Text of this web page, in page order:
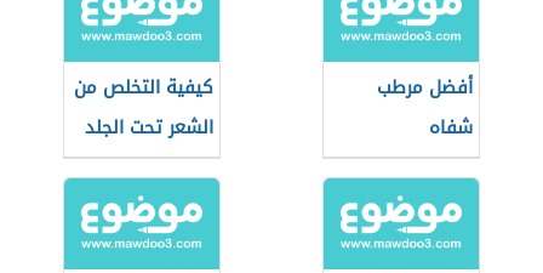
أفضل مرطب
شفاه
كيفية التخلص من
الشعر تحت الجلد